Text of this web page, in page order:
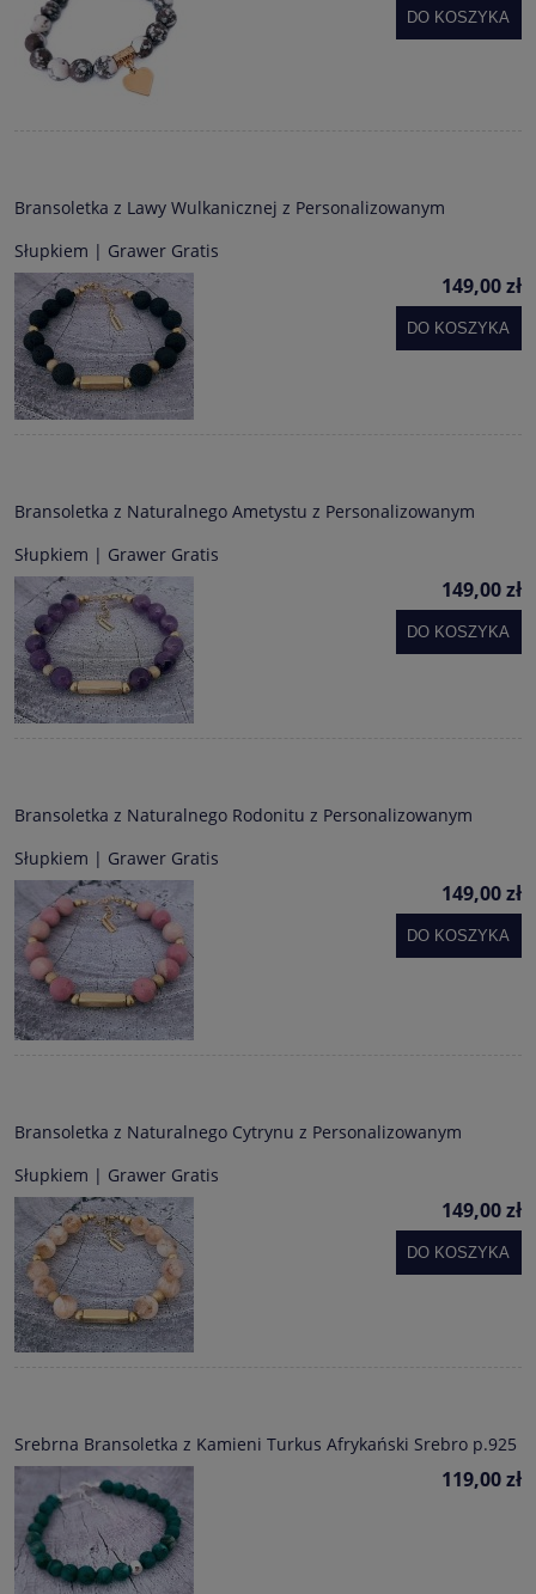
DO KOSZYKA
Bransoletka z Lawy Wulkanicznej z Personalizowanym
Słupkiem | Grawer Gratis
149,00 zł
DO KOSZYKA
Bransoletka z Naturalnego Ametystu z Personalizowanym
Słupkiem | Grawer Gratis
149,00 zł
DO KOSZYKA
Bransoletka z Naturalnego Rodonitu z Personalizowanym
Słupkiem | Grawer Gratis
149,00 zł
DO KOSZYKA
Bransoletka z Naturalnego Cytrynu z Personalizowanym
Słupkiem | Grawer Gratis
149,00 zł
DO KOSZYKA
Srebrna Bransoletka z Kamieni Turkus Afrykański Srebro p.925
119,00 zł